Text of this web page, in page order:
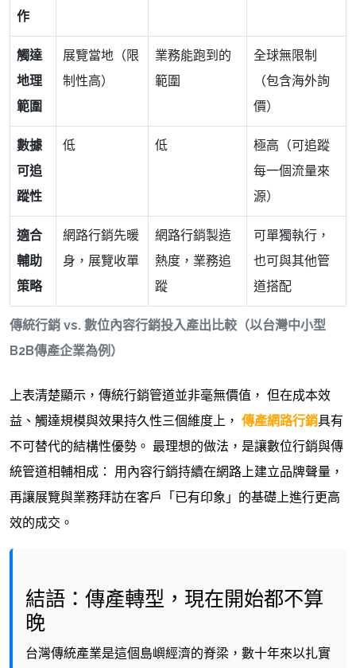
傳統行銷 vs. 數位內容行銷投入產出比較（以台灣中小型
B2B傳產企業為例）
作
觸達
地理
範圍
展覽當地（限
制性高）
業務能跑到的
範圍
全球無限制
（包含海外詢
價）
數據
可追
蹤性
低 低
極高（可追蹤
每一個流量來
源）
適合
輔助
策略
網路行銷先暖
身，展覽收單
網路行銷製造
熱度，業務追
蹤
可單獨執行，
也可與其他管
道搭配
上表清楚顯示，傳統行銷管道並非毫無價值， 但在成本效
益、觸達規模與效果持久性三個維度上， 傳產網路行銷具有
不可替代的結構性優勢。 最理想的做法，是讓數位行銷與傳
統管道相輔相成： 用內容行銷持續在網路上建立品牌聲量，
再讓展覽與業務拜訪在客戶「已有印象」的基礎上進行更高
效的成交。
結語：傳產轉型，現在開始都不算
晚
台灣傳統產業是這個島嶼經濟的脊梁，數十年來以扎實